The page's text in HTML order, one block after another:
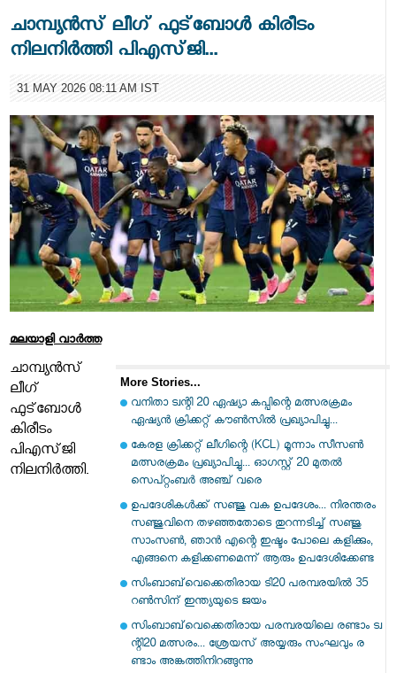
ചാമ്പ്യൻസ്‌ ലീഗ്‌ ഫുട്‌ബോൾ കിരീടം
നിലനിർത്തി പിഎസ്‌ജി...
31 MAY 2026 08:11 AM IST
മലയാളി വാര്‍ത്ത
More Stories...
വനിതാ ട്വന്റി 20 ഏഷ്യാ കപ്പിന്റെ മത്സരക്രമം
ഏഷ്യൻ ക്രിക്കറ്റ് കൗൺസിൽ പ്രഖ്യാപിച്ചു...
കേരള ക്രിക്കറ്റ് ലീഗിന്റെ (KCL) മൂന്നാം സീസൺ
മത്സരക്രമം പ്രഖ്യാപിച്ചു... ഓഗസ്റ്റ് 20 മുതൽ
സെപ്റ്റംബർ അഞ്ച് വരെ
ഉപദേശികൾക്ക് സഞ്ജു വക ഉപദേശം... നിരന്തരം
സഞ്ജുവിനെ തഴഞ്ഞതോടെ തുറന്നടിച്ച് സഞ്ജു
സാംസൺ, ഞാൻ എന്റെ ഇഷ്ടം പോലെ കളിക്കും,
എങ്ങനെ കളിക്കണമെന്ന് ആരും ഉപദേശിക്കേണ്ട
സിംബാബ്‌വെക്കെതിരായ ടി20 പരമ്പരയിൽ 35
റണ്‍സിന് ഇന്ത്യയുടെ ജയം
സിം​ബാ​ബ്​‍വെ​ക്കെ​തി​രാ​യ പ​ര​മ്പ​ര​യി​ലെ ര​ണ്ടാം ട്വ​
ന്റി20 മ​ത്സ​രം... ശ്രേ​യ​സ് അ​യ്യ​രും സം​ഘ​വും ര​
ണ്ടാം അ​ങ്ക​ത്തി​നി​റ​ങ്ങു​ന്നു
ചാമ്പ്യൻസ്‌
ലീഗ്‌
ഫുട്‌ബോൾ
കിരീടം
പിഎസ്‌ജി
നിലനിർത്തി.